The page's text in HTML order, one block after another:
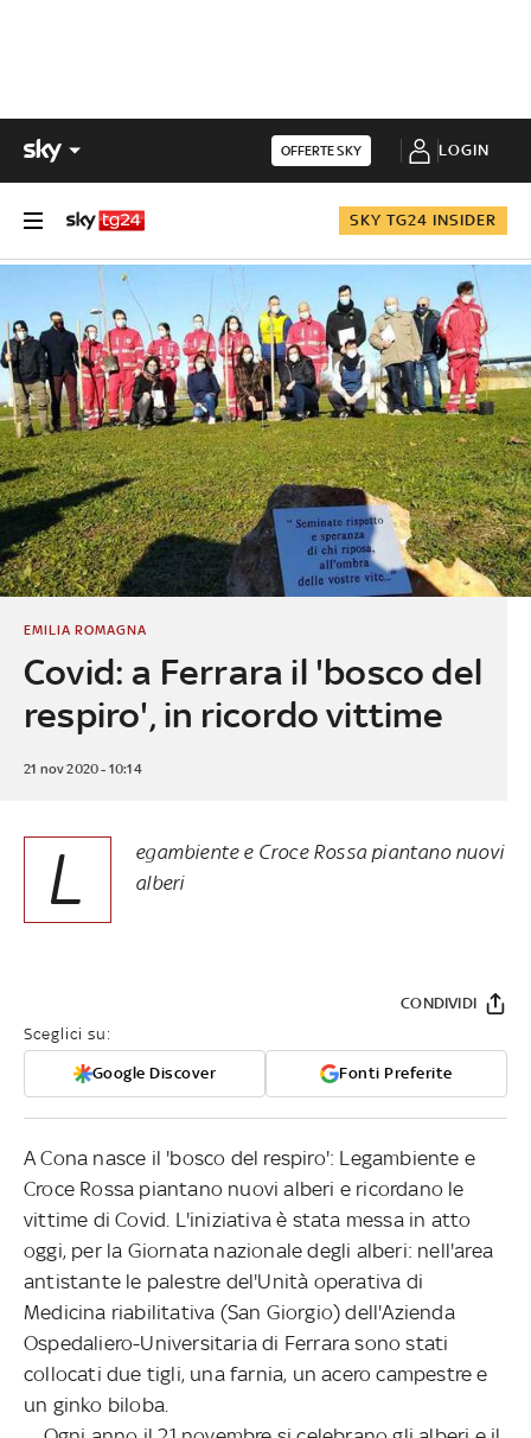
OFFERTE SKY LOGIN
SKY TG24 INSIDER
Covid: a Ferrara il 'bosco del
respiro', in ricordo vittime
EMILIA ROMAGNA
21 nov 2020 - 10:14
L
egambiente e Croce Rossa piantano nuovi
alberi
Sceglici su:
Google Discover Fonti Preferite
CONDIVIDI
A Cona nasce il 'bosco del respiro': Legambiente e
Croce Rossa piantano nuovi alberi e ricordano le
vittime di Covid. L'iniziativa è stata messa in atto
oggi, per la Giornata nazionale degli alberi: nell'area
antistante le palestre del'Unità operativa di
Medicina riabilitativa (San Giorgio) dell'Azienda
Ospedaliero-Universitaria di Ferrara sono stati
collocati due tigli, una farnia, un acero campestre e
un ginko biloba.